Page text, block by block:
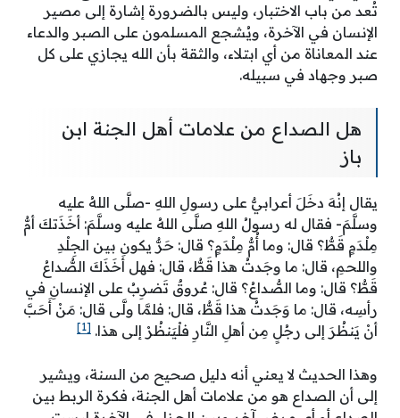
تُعد من باب الاختبار، وليس بالضرورة إشارة إلى مصير
الإنسان في الآخرة، ويُشجع المسلمون على الصبر والدعاء
عند المعاناة من أي ابتلاء، والثقة بأن الله يجازي على كل
صبر وجهاد في سبيله.
هل الصداع من علامات أهل الجنة ابن
باز
يقال إنُهَ دخَلَ أعرابيٌّ على رسولِ اللهِ -صلَّى اللهُ عليه
وسلَّمَ- فقال له رسولُ اللهِ صلَّى اللهُ عليه وسلَّمَ: أخَذَتكَ أمُّ
مِلْدَمٍ قَطُّ؟ قال: وما أُمُّ مِلْدَمٍ؟ قال: حَرٌّ يكون بين الجِلْدِ
واللحمِ، قال: ما وجَدتُ هذا قَطُّ، قال: فهل أَخَذَكَ الصُّداعُ
قَطُّ؟ قال: وما الصُّداعُ؟ قال: عُروقٌ تَضرِبُ على الإنسانِ في
رأسِه، قال: ما وَجَدتُ هذا قَطُّ، قال: فلمَّا ولَّى قال: مَنْ أَحَبَّ
أنْ يَنظُرَ إلى رجُلٍ مِن أهلِ النَّارِ فلْيَنظُرْ إلى هذا. [1]
وهذا الحديث لا يعني أنه دليل صحيح من السنة، ويشير
إلى أن الصداع هو من علامات أهل الجنة، فكرة الربط بين